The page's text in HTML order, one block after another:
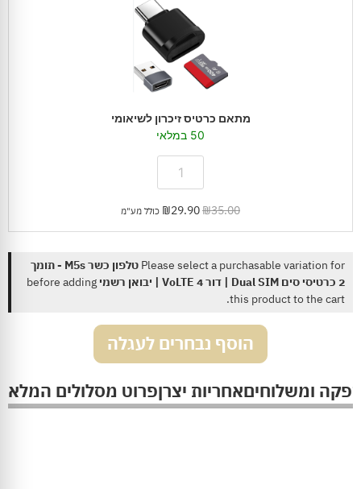
לשיאומי
מתאם כרטיס זיכרון לשיאומי
50 במלאי
₪35.00
₪29.90 כולל מע"מ
Please select a purchasable variation for
טלפון כשר M5s - תומך
2 כרטיסי סים Dual SIM | דור 4 VoLTE | יבואן רשמי
before adding
this product to the cart.
הוסף נבחרים לעגלה
ומשלוחיםאחריות יצרןפרוט מסלולים המלא